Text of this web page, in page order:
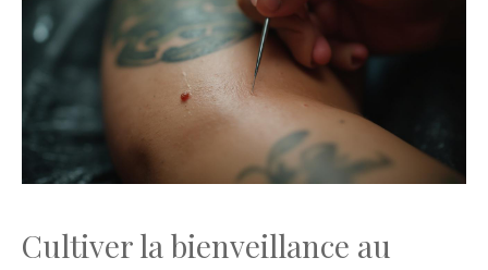
Cultiver la bienveillance au